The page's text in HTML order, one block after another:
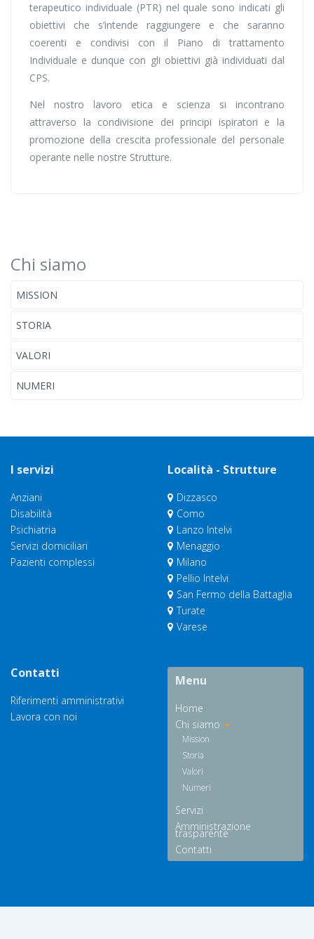
terapeutico individuale (PTR) nel quale sono indicati gli
obiettivi che s’intende raggiungere e che saranno
coerenti e condivisi con il Piano di trattamento
Individuale e dunque con gli obiettivi già individuati dal
CPS.
Nel nostro lavoro etica e scienza si incontrano
attraverso la condivisione dei principi ispiratori e la
promozione della crescita professionale del personale
operante nelle nostre Strutture.
Chi siamo
MISSION
STORIA
VALORI
NUMERI
I servizi
Anziani
Disabilità
Psichiatria
Servizi domiciliari
Pazienti complessi
Località - Strutture
Dizzasco
Como
Lanzo Intelvi
Menaggio
Milano
Pellio Intelvi
San Fermo della Battaglia
Turate
Varese
Contatti
Riferimenti amministrativi
Lavora con noi
Menu
Home
Chi siamo
Mission
Storia
Valori
Numeri
Servizi
Amministrazione
trasparente
Contatti